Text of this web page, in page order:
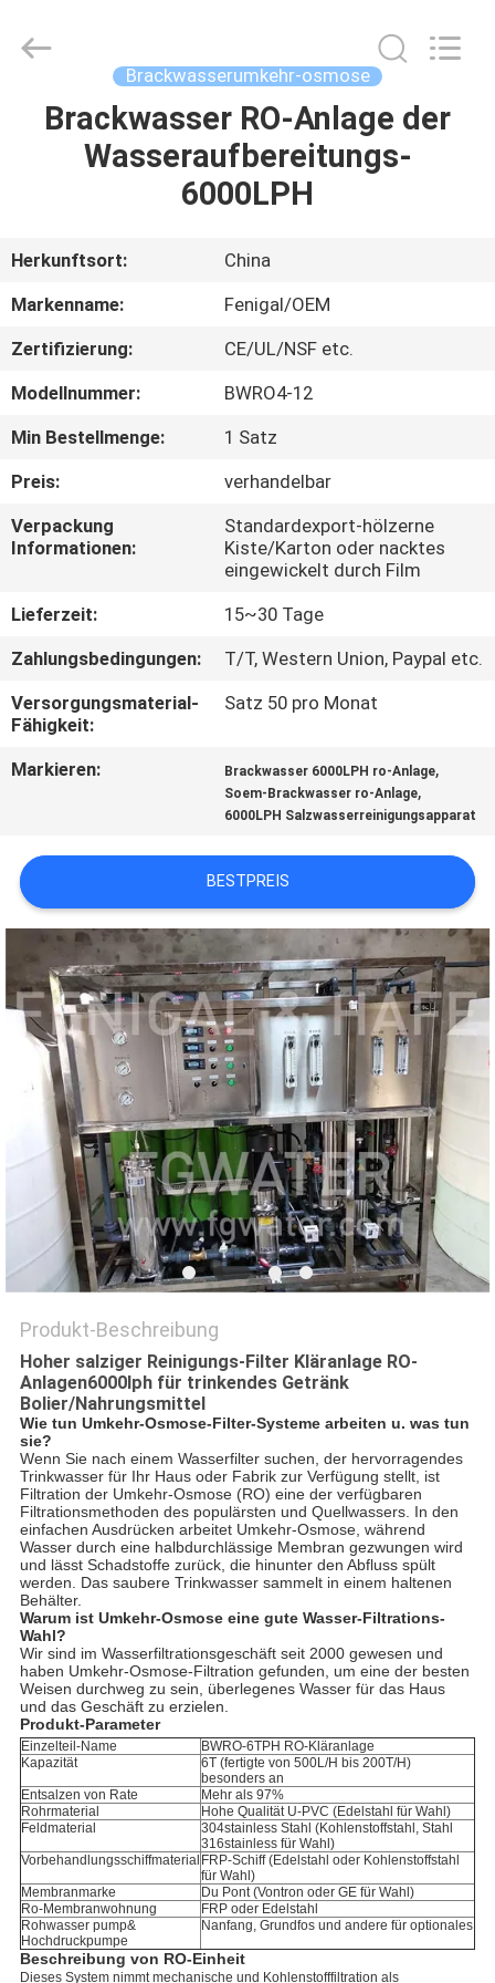
HAUS
ÜBER
UNS
FABRIK-
AUSFLUG
QUALITÄTSKONTROLLE
TRETEN
MIT
UNS
IN
VERBINDUNG
FORDERN
SIE EIN
ZITAT
SITEMAP
PRIVACY
POLICY
Reserved.
Brackwasserumkehr-osmose
Brackwasser RO-Anlage der
Wasseraufbereitungs-
6000LPH
Herkunftsort:
China
Markenname:
Fenigal/OEM
Zertifizierung:
CE/UL/NSF etc.
Modellnummer:
BWRO4-12
Min Bestellmenge:
1 Satz
Preis:
verhandelbar
Verpackung
Informationen:
Standardexport-hölzerne
Kiste/Karton oder nacktes
eingewickelt durch Film
Lieferzeit:
15~30 Tage
Zahlungsbedingungen:
T/T, Western Union, Paypal etc.
Versorgungsmaterial-
Fähigkeit:
Satz 50 pro Monat
Markieren: Brackwasser 6000LPH ro-Anlage,
Soem-Brackwasser ro-Anlage,
6000LPH Salzwasserreinigungsapparat
BESTPREIS
Produkt-Beschreibung
Hoher salziger Reinigungs-Filter Kläranlage RO-
Anlagen6000lph für trinkendes Getränk
Bolier/Nahrungsmittel
Wie tun Umkehr-Osmose-Filter-Systeme arbeiten u. was tun
sie?
Wenn Sie nach einem Wasserfilter suchen, der hervorragendes
Trinkwasser für Ihr Haus oder Fabrik zur Verfügung stellt, ist
Filtration der Umkehr-Osmose (RO) eine der verfügbaren
Filtrationsmethoden des populärsten und Quellwassers. In den
einfachen Ausdrücken arbeitet Umkehr-Osmose, während
Wasser durch eine halbdurchlässige Membran gezwungen wird
und lässt Schadstoffe zurück, die hinunter den Abfluss spült
werden. Das saubere Trinkwasser sammelt in einem haltenen
Behälter.
Warum ist Umkehr-Osmose eine gute Wasser-Filtrations-
Wahl?
Wir sind im Wasserfiltrationsgeschäft seit 2000 gewesen und
haben Umkehr-Osmose-Filtration gefunden, um eine der besten
Weisen durchweg zu sein, überlegenes Wasser für das Haus
und das Geschäft zu erzielen.
Produkt-Parameter
Einzelteil-Name
BWRO-6TPH RO-Kläranlage
Kapazität
6T (fertigte von 500L/H bis 200T/H)
besonders an
Entsalzen von Rate
Mehr als 97%
Rohrmaterial
Hohe Qualität U-PVC (Edelstahl für Wahl)
Feldmaterial
304stainless Stahl (Kohlenstoffstahl, Stahl
316stainless für Wahl)
Vorbehandlungsschiffmaterial FRP-Schiff (Edelstahl oder Kohlenstoffstahl
für Wahl)
Membranmarke
Du Pont (Vontron oder GE für Wahl)
Ro-Membranwohnung
FRP oder Edelstahl
Rohwasser pump&
Hochdruckpumpe
Nanfang, Grundfos und andere für optionales
Beschreibung von RO-Einheit
Dieses System nimmt mechanische und Kohlenstofffiltration als